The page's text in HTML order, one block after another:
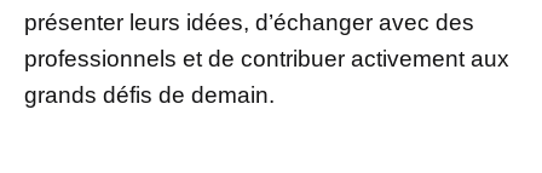
présenter leurs idées, d’échanger avec des
professionnels et de contribuer activement aux
grands défis de demain.